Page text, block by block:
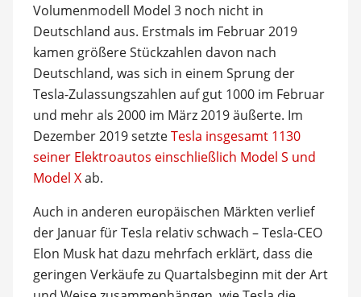
Volumenmodell Model 3 noch nicht in
Deutschland aus. Erstmals im Februar 2019
kamen größere Stückzahlen davon nach
Deutschland, was sich in einem Sprung der
Tesla-Zulassungszahlen auf gut 1000 im Februar
und mehr als 2000 im März 2019 äußerte. Im
Dezember 2019 setzteTesla insgesamt 1130
seiner Elektroautos einschließlich Model S und
Model Xab.
Auch in anderen europäischen Märkten verlief
der Januar für Tesla relativ schwach – Tesla-CEO
Elon Musk hat dazu mehrfach erklärt, dass die
geringen Verkäufe zu Quartalsbeginn mit der Art